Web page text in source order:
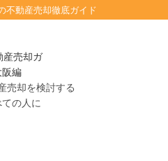
不動産売却徹底ガイド
売却を検討する
の人に